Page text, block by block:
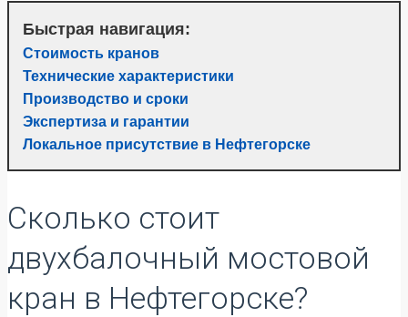
Быстрая навигация:
Стоимость кранов
Технические характеристики
Производство и сроки
Экспертиза и гарантии
Локальное присутствие в Нефтегорске
Сколько стоит
двухбалочный мостовой
кран в Нефтегорске?